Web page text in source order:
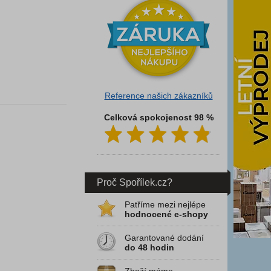
Reference našich zákazníků
Celková spokojenost 98 %
Proč Spořílek.cz?
Patříme mezi nejlépe
hodnocené e-shopy
Garantované dodání
do 48 hodin